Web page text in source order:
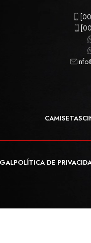
CAMISETAS
POLÍTICA DE